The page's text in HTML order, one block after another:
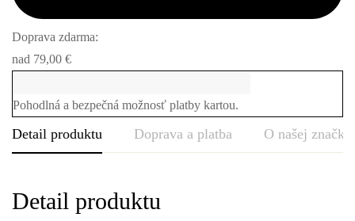
Doprava zdarma:
nad 79,00 €
Pohodlná a bezpečná možnosť platby kartou.
Detail produktu Doprava a platba O našej značke
Detail produktu